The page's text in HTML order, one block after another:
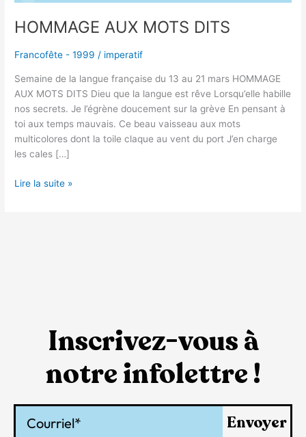
HOMMAGE AUX MOTS DITS
Francofête - 1999 / imperatif
Semaine de la langue française du 13 au 21 mars HOMMAGE
AUX MOTS DITS Dieu que la langue est rêve Lorsqu’elle habille
nos secrets. Je l’égrène doucement sur la grève En pensant à
toi aux temps mauvais. Ce beau vaisseau aux mots
multicolores dont la toile claque au vent du port J’en charge
les cales […]
Lire la suite »
Inscrivez-vous à
notre infolettre !
Envoyer